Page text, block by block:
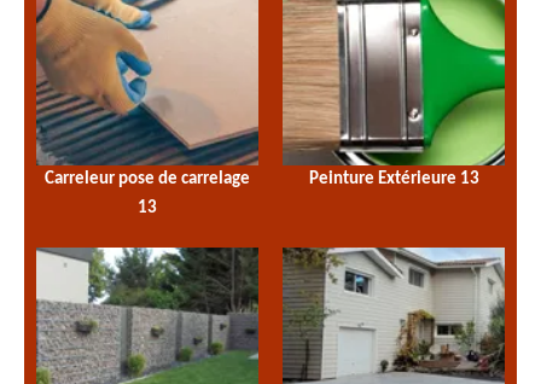
Carreleur pose de carrelage
13
Peinture Extérieure 13